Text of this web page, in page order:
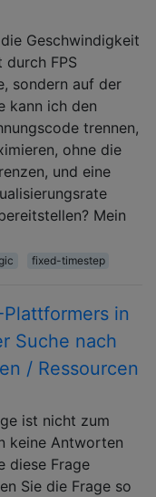
Geschwindigkeit
FPS
sondern auf der
kann ich den
trennen,
ohne die
und eine
Mein
fixed-timestep
in
Suche nach
/ Ressourcen
ist nicht zum
keine Antworten
diese Frage
Sie die Frage so